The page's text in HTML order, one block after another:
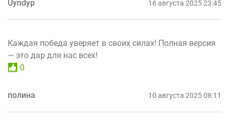
Uyndyp 16 августа 2025 23:45
Каждая победа уверяет в своих силах! Полная версия
— это дар для нас всех!
0
полина 10 августа 2025 08:11